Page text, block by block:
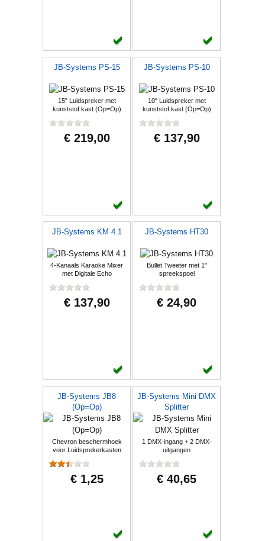
JB-Systems PS-15
15" Luidspreker met
kunststof kast (Op=Op)
€ 219,00
JB-Systems PS-10
10" Luidspreker met
kunststof kast (Op=Op)
€ 137,90
JB-Systems KM 4.1
4-Kanaals Karaoke Mixer
met Digitale Echo
€ 137,90
JB-Systems HT30
Bullet Tweeter met 1"
spreekspoel
€ 24,90
JB-Systems JB8
(Op=Op)
Chevron beschermhoek
voor Luidsprekerkasten
€ 1,25
JB-Systems Mini DMX
Splitter
1 DMX-ingang + 2 DMX-
uitgangen
€ 40,65